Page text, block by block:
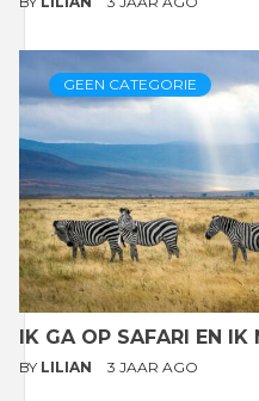
GEEN CATEGORIE
IK GA OP SAFARI EN IK
BY LILIAN 3 JAAR AGO